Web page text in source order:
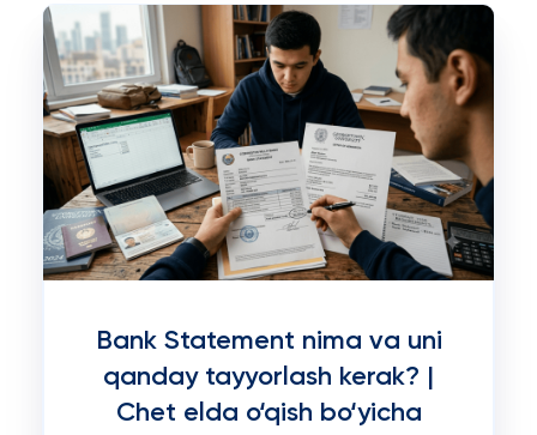
Bank Statement nima va uni
qanday tayyorlash kerak? |
Chet elda o‘qish bo‘yicha